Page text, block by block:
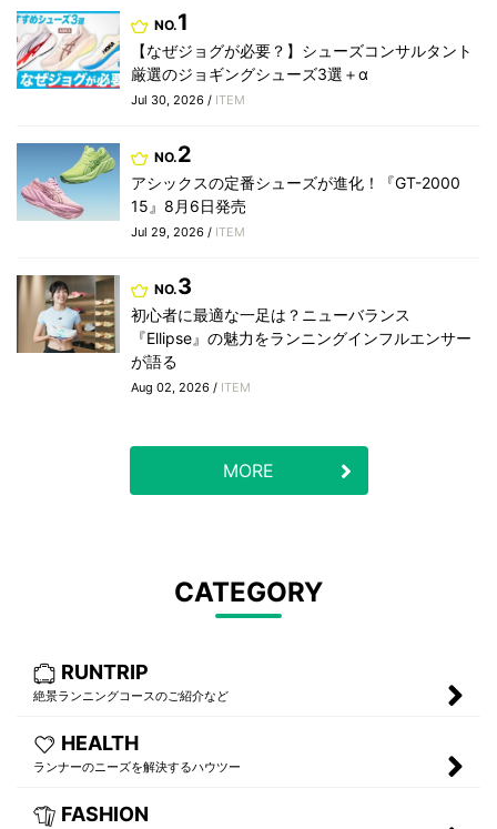
NO.1
【なぜジョグが必要？】シューズコンサルタント
厳選のジョギングシューズ3選＋α
Jul 30, 2026 / ITEM
NO.2
アシックスの定番シューズが進化！『GT-2000
15』8月6日発売
Jul 29, 2026 / ITEM
NO.3
初心者に最適な一足は？ニューバランス
『Ellipse』の魅力をランニングインフルエンサー
が語る
Aug 02, 2026 / ITEM
MORE
CATEGORY
RUNTRIP
絶景ランニングコースのご紹介など
HEALTH
ランナーのニーズを解決するハウツー
FASHION